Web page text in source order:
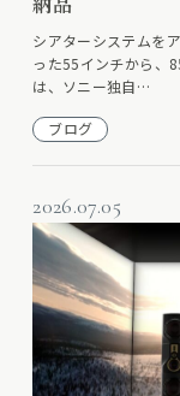
シアターシステムを
った55インチから、
は、ソニー独自…
ブログ
2026.07.05